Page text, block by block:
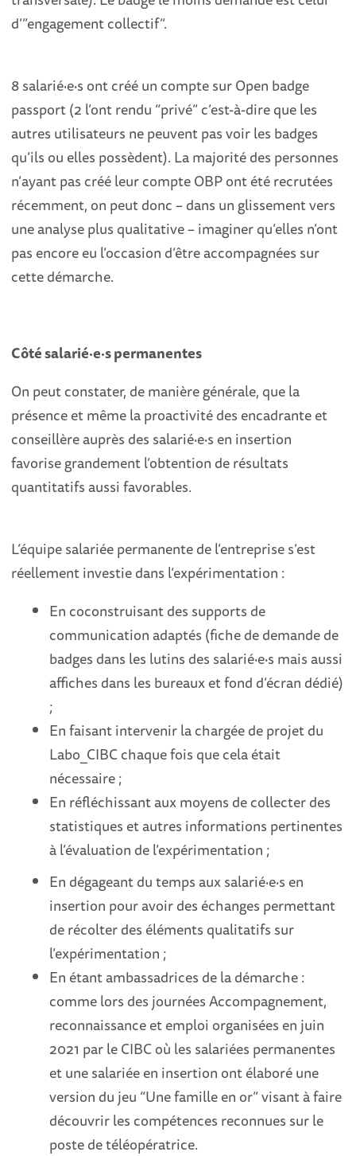
d’”engagement collectif”.
8 salarié·e·s ont créé un compte sur Open badge
passport (2 l’ont rendu “privé” c’est-à-dire que les
autres utilisateurs ne peuvent pas voir les badges
qu’ils ou elles possèdent). La majorité des personnes
n’ayant pas créé leur compte OBP ont été recrutées
récemment, on peut donc – dans un glissement vers
une analyse plus qualitative – imaginer qu’elles n’ont
pas encore eu l’occasion d’être accompagnées sur
cette démarche.
Côté salarié·e·s permanentes
On peut constater, de manière générale, que la
présence et même la proactivité des encadrante et
conseillère auprès des salarié·e·s en insertion
favorise grandement l’obtention de résultats
quantitatifs aussi favorables.
L’équipe salariée permanente de l’entreprise s’est
réellement investie dans l’expérimentation :
En coconstruisant des supports de
communication adaptés (fiche de demande de
badges dans les lutins des salarié·e·s mais aussi
affiches dans les bureaux et fond d’écran dédié)
;
En faisant intervenir la chargée de projet du
Labo_CIBC chaque fois que cela était
nécessaire ;
En réfléchissant aux moyens de collecter des
statistiques et autres informations pertinentes
à l’évaluation de l’expérimentation ;
En dégageant du temps aux salarié·e·s en
insertion pour avoir des échanges permettant
de récolter des éléments qualitatifs sur
l’expérimentation ;
En étant ambassadrices de la démarche :
comme lors des journées Accompagnement,
reconnaissance et emploi organisées en juin
2021 par le CIBC où les salariées permanentes
et une salariée en insertion ont élaboré une
version du jeu “Une famille en or” visant à faire
découvrir les compétences reconnues sur le
poste de téléopératrice.